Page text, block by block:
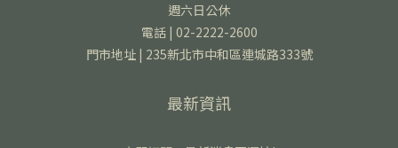
週六日公休
電話 | 02-2222-2600
門市地址 | 235新北市中和區連城路333號
最新資訊